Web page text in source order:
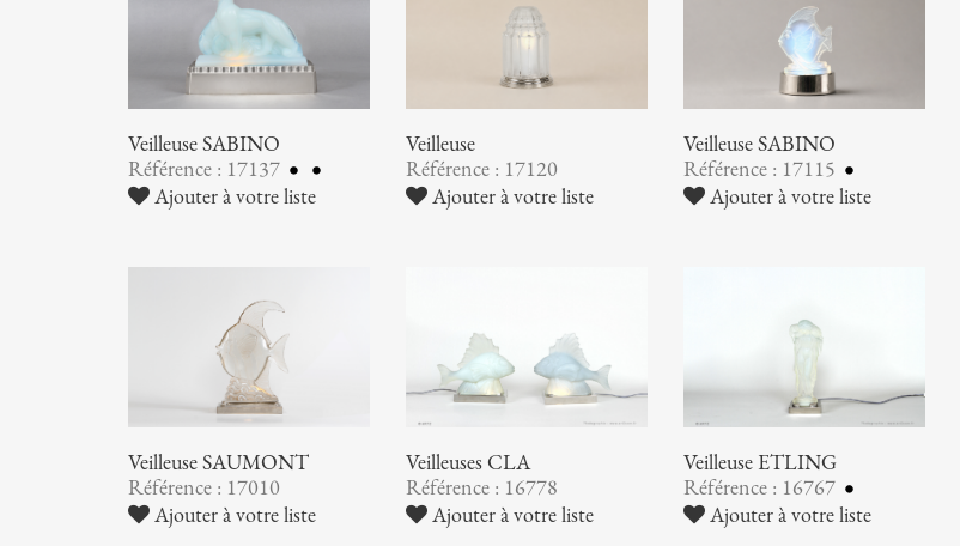
Veilleuse SABINO
Référence : 17137
Ajouter à votre liste
Veilleuse
Référence : 17120
Ajouter à votre liste
Veilleuse SABINO
Référence : 17115
Ajouter à votre liste
Veilleuse SAUMONT
Référence : 17010
Ajouter à votre liste
Veilleuses CLA
Référence : 16778
Ajouter à votre liste
Veilleuse ETLING
Référence : 16767
Ajouter à votre liste